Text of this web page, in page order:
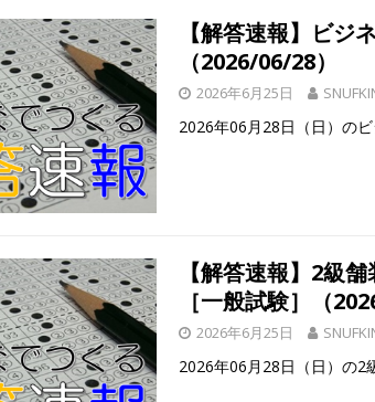
【解答速報】ビジ
（2026/06/28）
2026年6月25日
2026年06月28日（日）の
【解答速報】2級
［一般試験］（
2026年6月25日
2026年06月28日（日）の2